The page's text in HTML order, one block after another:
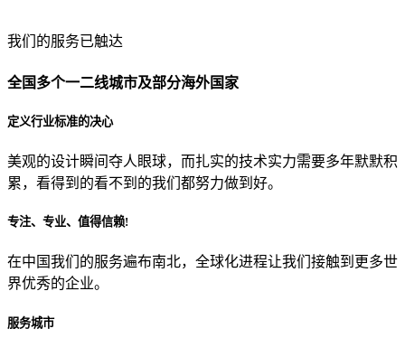
贵公司预算范围是？
贵公司的团队规模是？
目前主要的营销渠道是？
我们的服务已触达
全国多个一二线城市及部分海外国家
定义行业标准的决心
美观的设计瞬间夺人眼球，而扎实的技术实力需要多年默默积
累，看得到的看不到的我们都努力做到好。
专注、专业、值得信赖!
在中国我们的服务遍布南北，全球化进程让我们接触到更多世
界优秀的企业。
服务城市